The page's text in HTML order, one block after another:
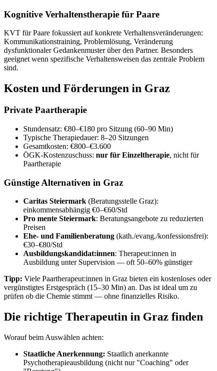
Kognitive Verhaltenstherapie für Paare
KVT für Paare fokussiert auf konkrete Verhaltensveränderungen:
Kommunikationstraining, Problemlösung, Veränderung
dysfunktionaler Gedankenmuster über den Partner. Besonders
geeignet wenn spezifische Verhaltensweisen das zentrale Problem
sind.
Kosten und Förderungen in Graz
Private Paartherapie
Stundensatz: €80–€180 pro Sitzung (60–90 Min)
Typische Therapiedauer: 8–20 Sitzungen
Gesamtkosten: €800–€3.600
ÖGK-Kostenzuschuss: nur für Einzeltherapie, nicht für
Paartherapie
Günstige Alternativen in Graz
Caritas Steiermark (Beratungsstelle Graz):
einkommensabhängig €0–€60/Std
Pro mente Steiermark: Beratungsangebote zu reduzierten
Preisen
Ehe- und Familienberatung (kath./evang./konfessionsfrei):
€30–€80/Std
Ausbildungskandidat:innen: Therapeut:innen in
Ausbildung unter Supervision — oft 50–60% günstiger
Tipp: Viele Paartherapeut:innen in Graz bieten ein kostenloses oder
vergünstigtes Erstgespräch (15–30 Min) an. Das ist ideal um zu
prüfen ob die Chemie stimmt — ohne finanzielles Risiko.
Die richtige Therapeutin in Graz finden
Worauf beim Auswählen achten:
Staatliche Anerkennung: Staatlich anerkannte
Psychotherapieausbildung (nicht nur "Coaching" oder